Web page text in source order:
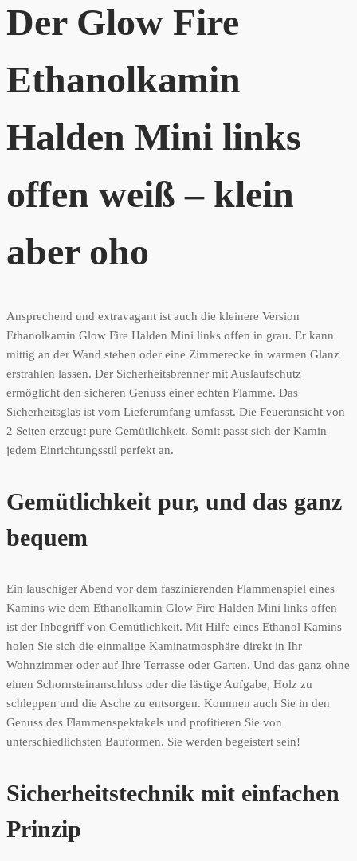
Der Glow Fire
Ethanolkamin
Halden Mini links
offen weiß – klein
aber oho
Ansprechend und extravagant ist auch die kleinere Version
Ethanolkamin Glow Fire Halden Mini links offen in grau. Er kann
mittig an der Wand stehen oder eine Zimmerecke in warmen Glanz
erstrahlen lassen. Der Sicherheitsbrenner mit Auslaufschutz
ermöglicht den sicheren Genuss einer echten Flamme. Das
Sicherheitsglas ist vom Lieferumfang umfasst. Die Feueransicht von
2 Seiten erzeugt pure Gemütlichkeit. Somit passt sich der Kamin
jedem Einrichtungsstil perfekt an.
Gemütlichkeit pur, und das ganz
bequem
Ein lauschiger Abend vor dem faszinierenden Flammenspiel eines
Kamins wie dem Ethanolkamin Glow Fire Halden Mini links offen
ist der Inbegriff von Gemütlichkeit. Mit Hilfe eines Ethanol Kamins
holen Sie sich die einmalige Kaminatmosphäre direkt in Ihr
Wohnzimmer oder auf Ihre Terrasse oder Garten. Und das ganz ohne
einen Schornsteinanschluss oder die lästige Aufgabe, Holz zu
schleppen und die Asche zu entsorgen. Kommen auch Sie in den
Genuss des Flammenspektakels und profitieren Sie von
unterschiedlichsten Bauformen. Sie werden begeistert sein!
Sicherheitstechnik mit einfachen
Prinzip